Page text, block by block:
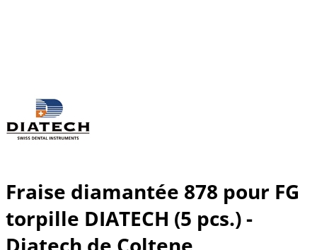
Fraise diamantée 878 pour FG
torpille DIATECH (5 pcs.) -